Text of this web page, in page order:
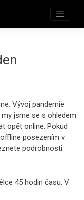
Vývoj pandemie
jsme se s ohledem
opět online. Pokud
posezením v
podrobnosti.
45 hodin času. V